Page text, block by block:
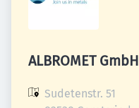
ALBROMET GmbH
Sudetenstr. 51